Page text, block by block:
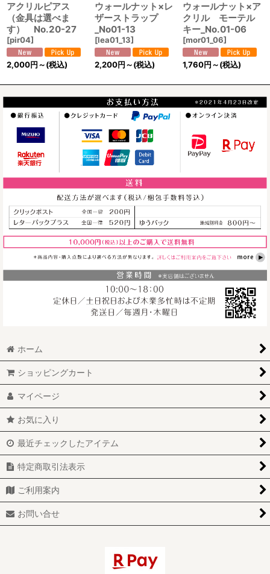
アクリルピアス
（金具は選べま
す） No.20-27
[pir04]
2,000円～(税込)
ウォールナット×レ
ザーストラップ
_No01-13
[lea01_13]
2,200円～(税込)
ウォールナット×ア
クリル モーテル
キー_No.01-06
[mor01_06]
1,760円～(税込)
ホーム
ショッピングカート
マイページ
お気に入り
最近チェックしたアイテム
特定商取引法表示
ご利用案内
お問い合せ